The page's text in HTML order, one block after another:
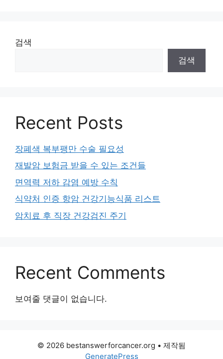
검색
검색
Recent Posts
장폐색 복부팽만 수술 필요성
재발암 보험금 받을 수 있는 조건들
면역력 저하 감염 예방 수칙
식약처 인증 항암 건강기능식품 리스트
암치료 후 직장 건강검진 주기
Recent Comments
보여줄 댓글이 없습니다.
© 2026 bestanswerforcancer.org • 제작됨
GeneratePress